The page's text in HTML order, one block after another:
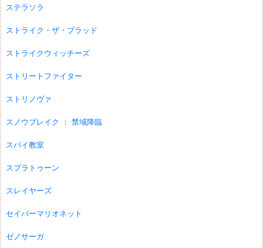
ステラソラ
ストライク・ザ・ブラッド
ストライクウィッチーズ
ストリートファイター
ストリノヴァ
スノウブレイク ： 禁域降臨
スパイ教室
スプラトゥーン
スレイヤーズ
セイバーマリオネット
ゼノサーガ